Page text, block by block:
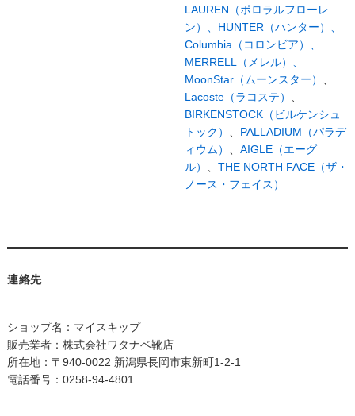
LAUREN（ポロラルフローレ
ン）、 HUNTER（ハンター）、
Columbia（コロンビア）、
MERRELL（メレル）、
MoonStar（ムーンスター） 、
Lacoste（ラコステ） 、
BIRKENSTOCK（ビルケンシュ
トック） 、 PALLADIUM（パラデ
ィウム） 、 AIGLE（エーグ
ル） 、 THE NORTH FACE（ザ・
ノース・フェイス）
連絡先
ショップ名：マイスキップ
販売業者：株式会社ワタナベ靴店
所在地：〒940-0022 新潟県長岡市東新町1-2-1
電話番号：0258-94-4801